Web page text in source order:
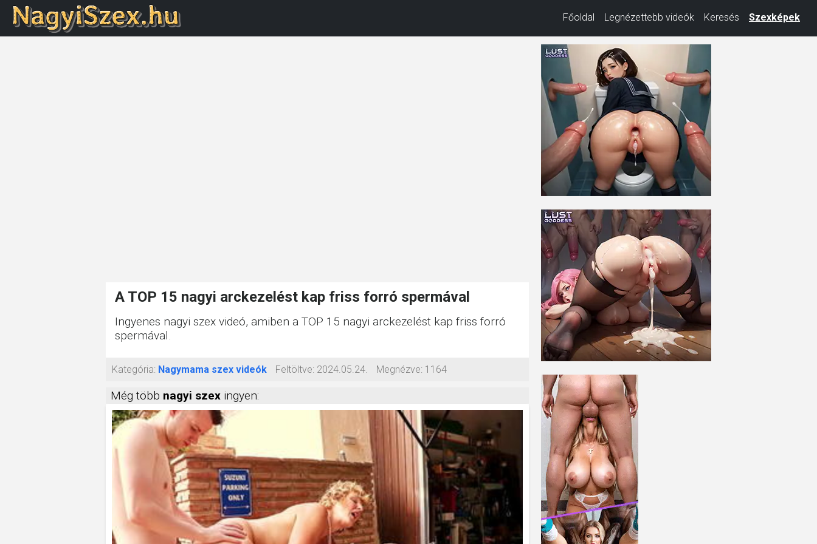
Főoldal Legnézettebb videók Keresés Szexképek
A TOP 15 nagyi arckezelést kap friss forró spermával
Ingyenes nagyi szex videó, amiben a TOP 15 nagyi arckezelést kap friss forró
spermával.
Kategória: Nagymama szex videók Feltöltve: 2024.05.24. Megnézve: 1164
Még több nagyi szex ingyen: